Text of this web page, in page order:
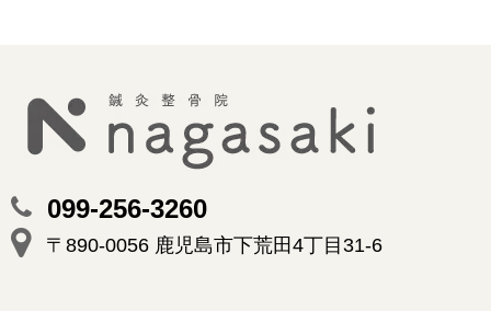
099-256-3260
〒890-0056 鹿児島市下荒田4丁目31-6